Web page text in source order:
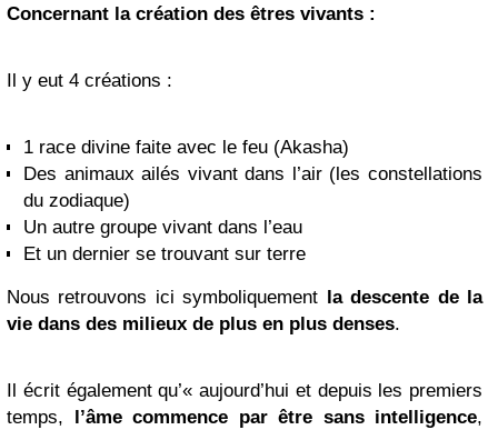
Concernant la création des êtres vivants :
Il y eut 4 créations :
1 race divine faite avec le feu (Akasha)
Des animaux ailés vivant dans l’air (les constellations
du zodiaque)
Un autre groupe vivant dans l’eau
Et un dernier se trouvant sur terre
Nous retrouvons ici symboliquement la descente de la
vie dans des milieux de plus en plus denses.
Il écrit également qu’« aujourd’hui et depuis les premiers
temps, l’âme commence par être sans intelligence,